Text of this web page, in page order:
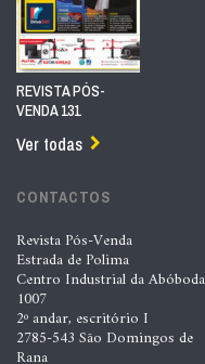
REVISTA PÓS-
VENDA 131
Ver todas
CONTACTOS
Revista Pós-Venda
Estrada de Polima
Centro Industrial da
1007
2º andar, escritório I
2785-543 São Domingos de
Rana